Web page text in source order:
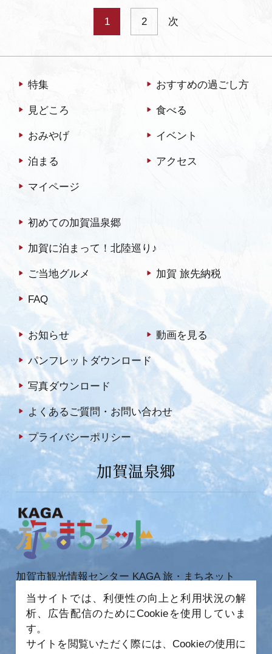
法要の後は、仏舎利を表わ
した五色の団子まきがあり
と、その年は虫がわかない
※2026年3月15日の涅槃会
ります。
はぜんざいのふるまいがあ
ります。
1 2 次
特集 おすすめの過ごし方
見どころ 食べる
おみやげ イベント
泊まる アクセス
マイページ
初めての加賀温泉郷
加賀に泊まって！北陸巡り♪
ご当地グルメ 加賀 旅先納税
FAQ
お知らせ 動画を見る
パンフレットダウンロード
写真ダウンロード
よくあるご質問・お問い合わせ
プライバシーポリシー
加賀温泉郷
加賀市観光情報センター KAGA 旅・まちネット
〒922-0423
石川県加賀市作見町ヲ6-2 JR 加賀温泉駅内
TEL 0761-72-6678
当サイトでは、利便性の向上と利用状況の解
析、広告配信のためにCookieを使用していま
す。
サイトを閲覧いただく際には、Cookieの使用に